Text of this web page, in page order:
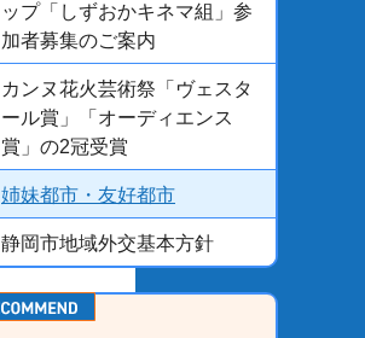
ップ「しずおかキネマ組」参
加者募集のご案内
カンヌ花火芸術祭「ヴェスタ
ール賞」「オーディエンス
賞」の2冠受賞
姉妹都市・友好都市
静岡市地域外交基本方針